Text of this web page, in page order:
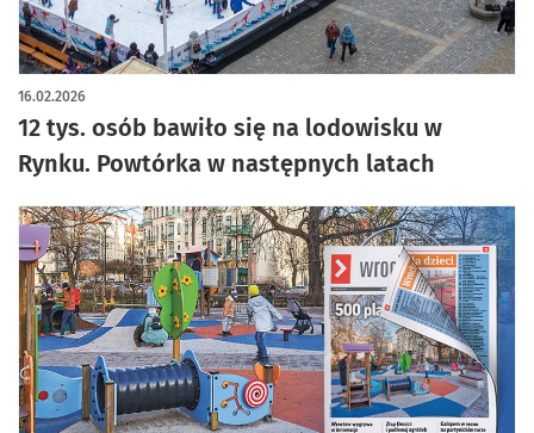
12 tys. osób bawiło się na lodowisku w
Rynku. Powtórka w następnych latach
16.02.2026
artykuł z galerią zdjęć